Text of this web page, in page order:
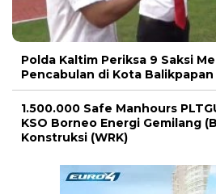
Polda Kaltim Periksa 9 Saksi
Pencabulan di Kota Balikpapan
1.500.000 Safe Manhours
KSO Borneo Energi Gemilang
Konstruksi (WRK)